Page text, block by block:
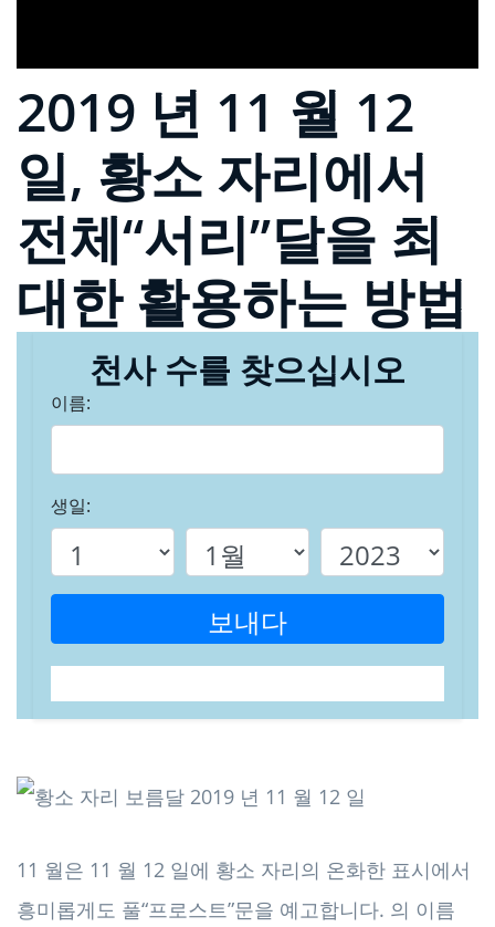
2019 년 11 월 12
일, 황소 자리에서
전체“서리”달을 최
대한 활용하는 방법
천사 수를 찾으십시오
이름:
생일:
보내다
11 월은 11 월 12 일에 황소 자리의 온화한 표시에서
흥미롭게도 풀“프로스트”문을 예고합니다. 의 이름